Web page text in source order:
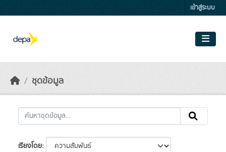
เข้าสู่ระบบ
ชุดข้อมูล
เรียงโดย